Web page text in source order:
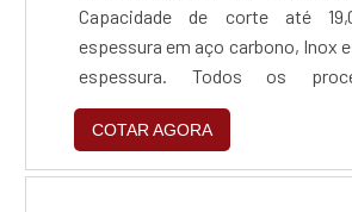
Capacidade de corte até
espessura em aço carbono, Inox e
espessura. Todos os
gerenciados por softwares de
que garantem a confiabilidade do
certeza do produto final
COTAR AGORA